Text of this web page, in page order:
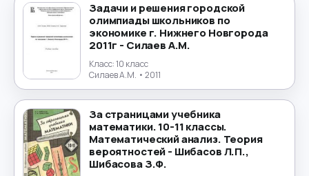
Задачи и решения городской
олимпиады школьников по
экономике г. Нижнего Новгорода
2011г - Силаев А.М.
Класс:10 класс
Силаев А.М. • 2011
За страницами учебника
математики. 10-11 классы.
Математический анализ. Теория
вероятностей - Шибасов Л.П.,
Шибасова З.Ф.